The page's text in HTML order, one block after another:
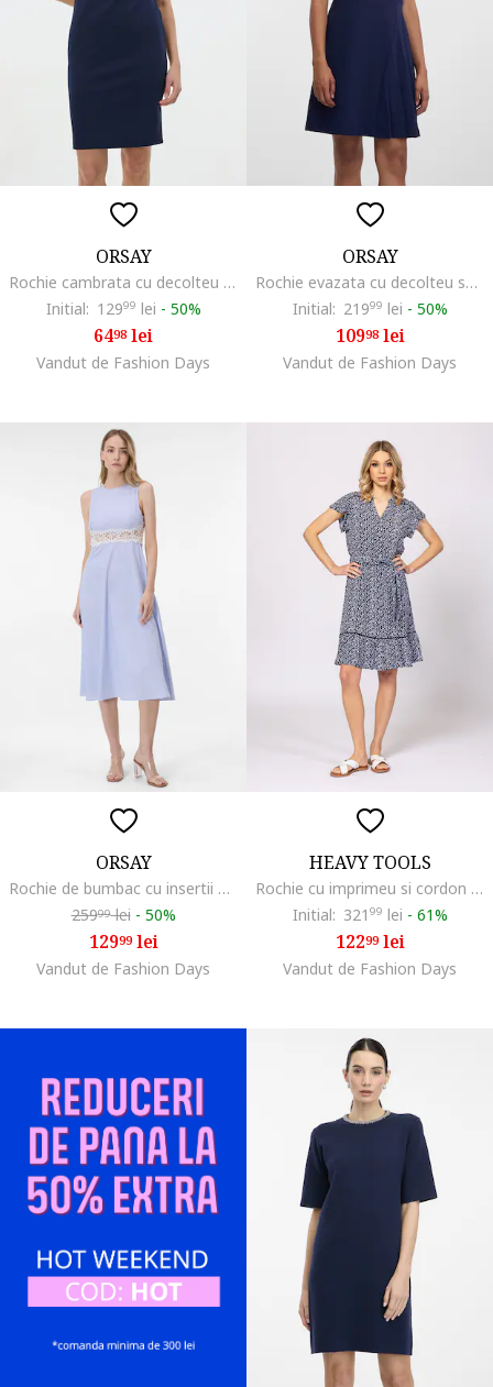
ORSAY
Rochie cambrata cu decolteu in V, Bleumarin
Initial: 12999 lei - 50%
6498 lei
Vandut de Fashion Days
ORSAY
Rochie evazata cu decolteu sweetheart, Bleumarin
Initial: 21999 lei - 50%
10998lei
Vandut de Fashion Days
ORSAY
Rochie de bumbac cu insertii de dantela, Alb/Albastru azur
25999lei - 50%
12999lei
Vandut de Fashion Days
HEAVY TOOLS
Rochie cu imprimeu si cordon in talie, Alb optic/Bleumarin
Initial: 321 99 lei - 61%
12299lei
Vandut de Fashion Days